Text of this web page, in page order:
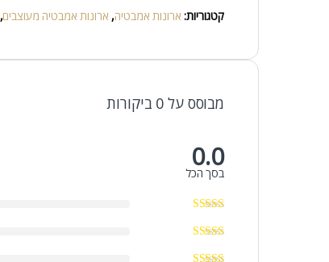
קטגוריות: ארונות אמבטיה, ארונות אמבטיה מעוצבים,
מבוסס על 0 ביקורות
0.0
בסך הכל